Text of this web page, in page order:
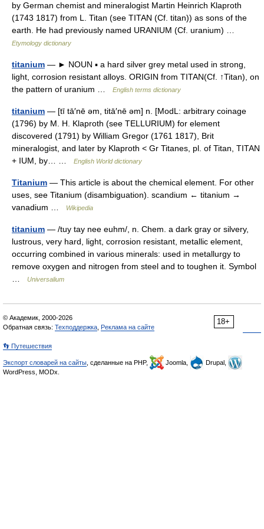
by German chemist and mineralogist Martin Heinrich Klaproth
(1743 1817) from L. Titan (see TITAN (Cf. titan)) as sons of the
earth. He had previously named URANIUM (Cf. uranium) …
Etymology dictionary
titanium — ► NOUN ▪ a hard silver grey metal used in strong,
light, corrosion resistant alloys. ORIGIN from TITAN(Cf. ↑Titan), on
the pattern of uranium …
English terms dictionary
titanium — [tī tā′nē əm, titā′nē əm] n. [ModL: arbitrary coinage
(1796) by M. H. Klaproth (see TELLURIUM) for element
discovered (1791) by William Gregor (1761 1817), Brit
mineralogist, and later by Klaproth < Gr Titanes, pl. of Titan, TITAN
+ IUM, by… …
English World dictionary
Titanium — This article is about the chemical element. For other
uses, see Titanium (disambiguation). scandium ← titanium →
vanadium …
Wikipedia
titanium — /tuy tay nee euhm/, n. Chem. a dark gray or silvery,
lustrous, very hard, light, corrosion resistant, metallic element,
occurring combined in various minerals: used in metallurgy to
remove oxygen and nitrogen from steel and to toughen it. Symbol
Universalium
18+
© Академик, 2000-2026
Обратная связь: Техподдержка Реклама на сайте
👣 Путешествия
Экспорт словарей на сайты , сделанные на PHP, Joomla,
Drupal,
WordPress, MODx.